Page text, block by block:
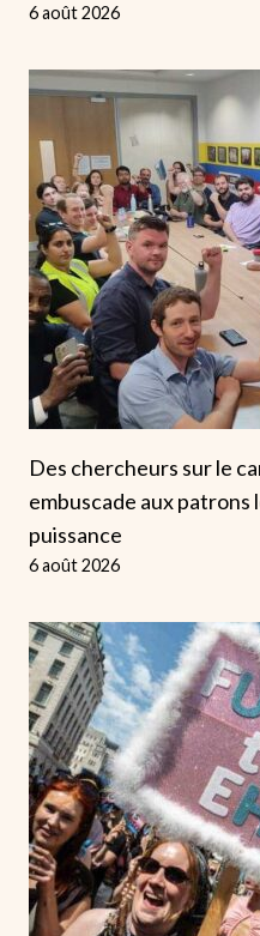
6 août 2026
Des chercheurs sur le
embuscade aux patrons
puissance
6 août 2026